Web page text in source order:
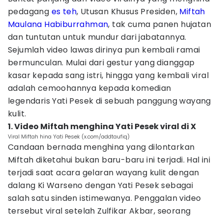
pedagang es teh, Utusan Khusus Presiden, Miftah
Maulana Habiburrahman, tak cuma panen hujatan
dan tuntutan untuk mundur dari jabatannya.
Sejumlah video lawas dirinya pun kembali ramai
bermunculan. Mulai dari gestur yang dianggap
kasar kepada sang istri, hingga yang kembali viral
adalah cemoohannya kepada komedian
legendaris Yati Pesek di sebuah panggung wayang
kulit.
1. Video Miftah menghina Yati Pesek viral di X
Viral Miftah hina Yati Pesek (x.com/addtaufiq)
Candaan bernada menghina yang dilontarkan
Miftah diketahui bukan baru-baru ini terjadi. Hal ini
terjadi saat acara gelaran wayang kulit dengan
dalang Ki Warseno dengan Yati Pesek sebagai
salah satu sinden istimewanya. Penggalan video
tersebut viral setelah Zulfikar Akbar, seorang